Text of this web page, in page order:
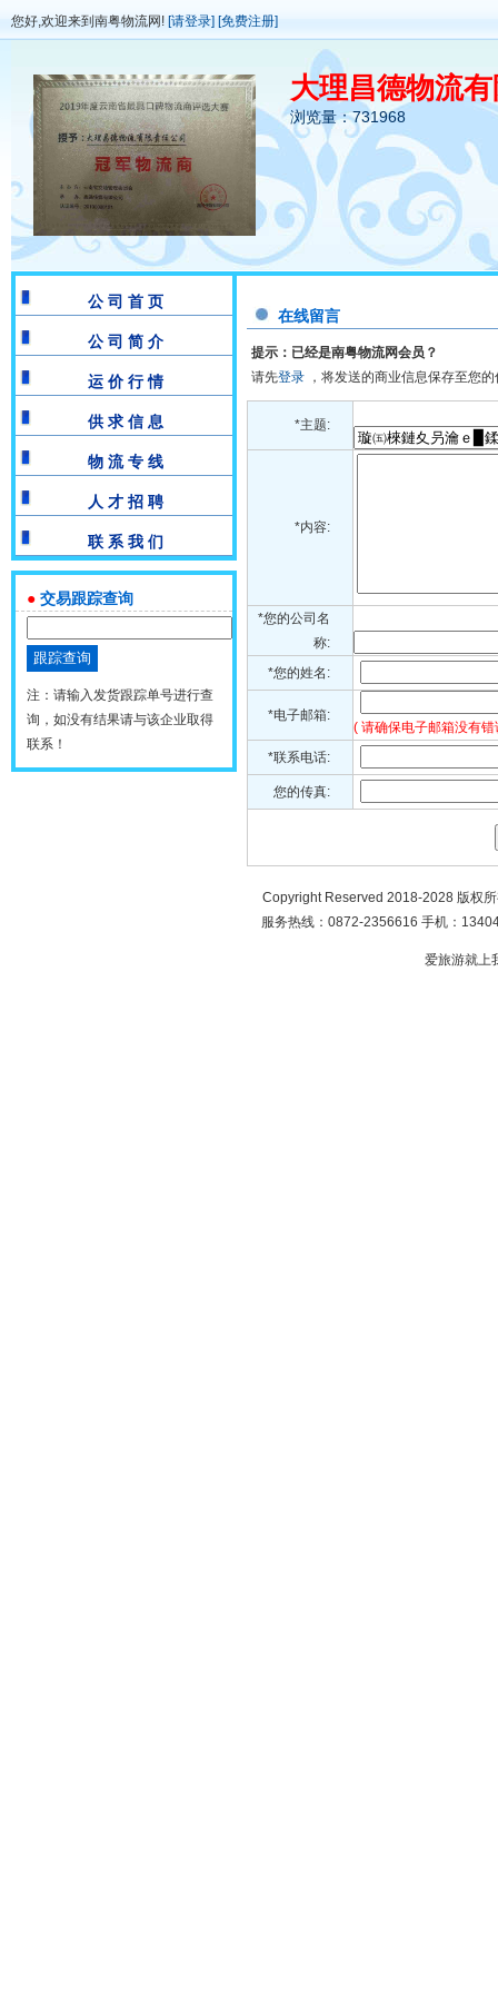
您好,欢迎来到南粤物流网! [请登录] [免费注册]
大理昌德物流
浏览量：731968
公 司 首 页
公 司 简 介
运 价 行 情
供 求 信 息
物 流 专 线
人 才 招 聘
联 系 我 们
● 交易跟踪查询
注：请输入发货跟踪单号进行查
询，如没有结果请与该企业取得
联系！
在线留言
提示：已经是南粤物流网会员？
请先登录 ，将发送的商业信息保存至您
*主题:
*内容:
*您的公司名
称:
*您的姓名:
*电子邮箱:
( 请确保电子邮箱没有
*联系电话:
您的传真:
Copyright Reserved 2018-2028 版权
服务热线：0872-2356616 手机：
爱旅游就上